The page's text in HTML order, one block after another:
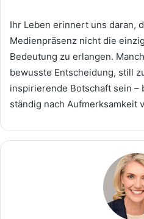
Ihr Leben erinnert uns daran,
Medienpräsenz nicht die
Bedeutung zu erlangen.
bewusste Entscheidung, still
inspirierende Botschaft sein –
ständig nach Aufmerksamkeit